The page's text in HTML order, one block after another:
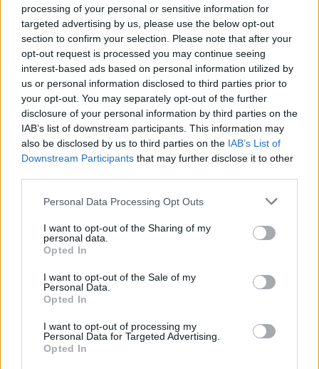
processing of your personal or sensitive information for
targeted advertising by us, please use the below opt-out
section to confirm your selection. Please note that after your
opt-out request is processed you may continue seeing
interest-based ads based on personal information utilized by
us or personal information disclosed to third parties prior to
your opt-out. You may separately opt-out of the further
disclosure of your personal information by third parties on the
IAB’s list of downstream participants. This information may
also be disclosed by us to third parties on the IAB’s List of
Downstream Participants that may further disclose it to other
Please note that this website/app uses one or more Google
not limited to your visit or usage behaviour. You may click to
grant or deny consent to Google and its third-party tags to
use your data for below specified purposes in below Google
consent section.
Personal Data Processing Opt Outs
I want to opt-out of the Sharing of my
personal data.
Opted In
I want to opt-out of the Sale of my
Personal Data.
Opted In
I want to opt-out of processing my
Personal Data for Targeted Advertising.
Opted In
Meccs Center
Paris Saint-Germain